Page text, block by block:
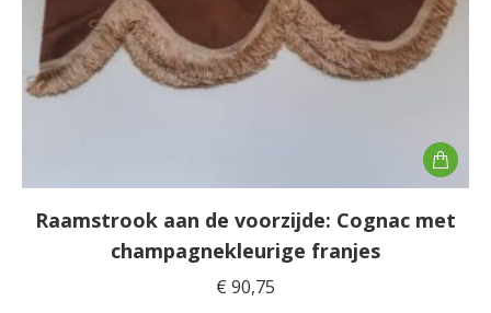
Raamstrook aan de voorzijde: Cognac met
champagnekleurige franjes
€ 90,75